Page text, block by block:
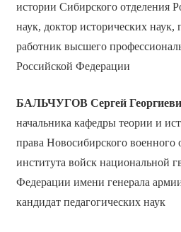
истории Сибирского отделения
наук, доктор исторических
работник высшего
Российской Федерации
БАЛЬЧУГОВ Сергей
начальника кафедры теории и
права Новосибирского военного
института войск национальной
Федерации имени генерала
кандидат педагогических наук